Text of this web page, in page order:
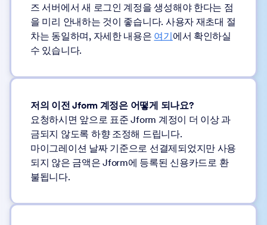
즈 서버에서 새 로그인 계정을 생성해야 한다는 점
을 미리 안내하는 것이 좋습니다. 사용자 재초대 절
차는 동일하며, 자세한 내용은 여기에서 확인하실
수 있습니다.
저의 이전 Jform 계정은 어떻게 되나요?
요청하시면 앞으로 표준 Jform 계정이 더 이상 과
금되지 않도록 하향 조정해 드립니다.
마이그레이션 날짜 기준으로 선결제되었지만 사용
되지 않은 금액은 Jform에 등록된 신용카드로 환
불됩니다.